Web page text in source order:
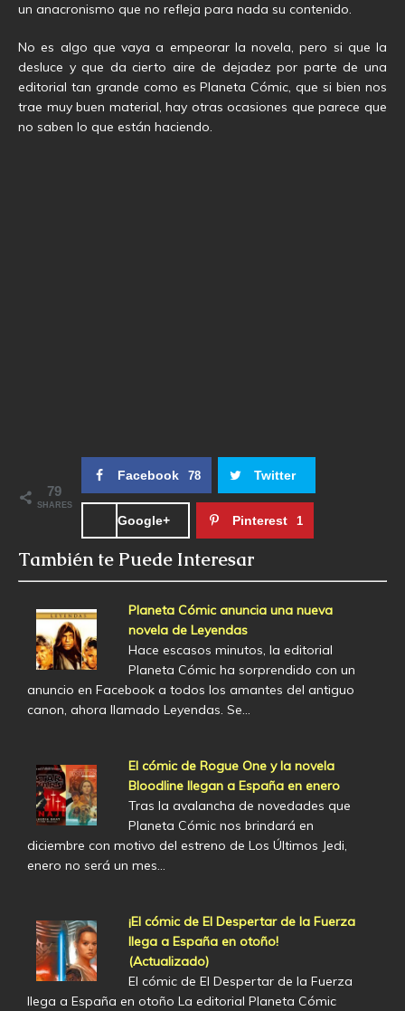
un anacronismo que no refleja para nada su contenido.
No es algo que vaya a empeorar la novela, pero si que la
desluce y que da cierto aire de dejadez por parte de una
editorial tan grande como es Planeta Cómic, que si bien nos
trae muy buen material, hay otras ocasiones que parece que
no saben lo que están haciendo.
79
SHARES
Facebook 78 Twitter
Google+ Pinterest 1
También te Puede Interesar
Planeta Cómic anuncia una nueva
novela de Leyendas
Hace escasos minutos, la editorial
Planeta Cómic ha sorprendido con un
anuncio en Facebook a todos los amantes del antiguo
canon, ahora llamado Leyendas. Se…
El cómic de Rogue One y la novela
Bloodline llegan a España en enero
Tras la avalancha de novedades que
Planeta Cómic nos brindará en
diciembre con motivo del estreno de Los Últimos Jedi,
enero no será un mes…
¡El cómic de El Despertar de la Fuerza
llega a España en otoño!
(Actualizado)
El cómic de El Despertar de la Fuerza
llega a España en otoño La editorial Planeta Cómic